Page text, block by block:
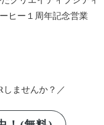
ヒー１周年記念営業
しませんか？／